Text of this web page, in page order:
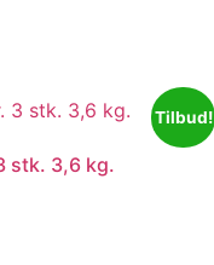
Tilbud!
stk. 3,6 kg.